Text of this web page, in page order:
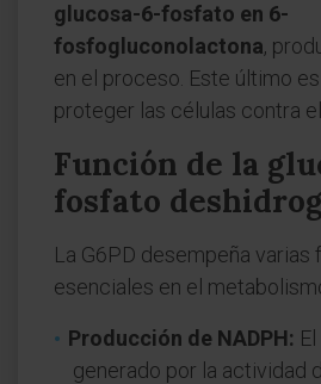
glucosa-6-fosfato en 6-
fosfogluconolactona,
en el proceso. Este último
proteger las células contra
Función de la
fosfato
La G6PD desempeña varias
esenciales en el
Producción de NADPH:
generado por la actividad